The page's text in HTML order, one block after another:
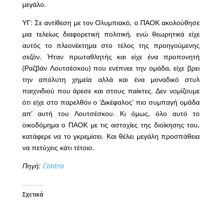
μεγάλο.
ΥΓ: Σε αντίθεση με τον Ολυμπιακό, ο ΠΑΟΚ ακολούθησε
μια τελείως διαφορετική πολιτική, ενώ θεωρητικά είχε
αυτός το πλεονέκτημα στο τέλος της προηγούμενης
σεζόν. Ήταν πρωταθλητής και είχε ένα προπονητή
(Ραζβάν Λουτσέσκου) που ενέπνεε την ομάδα, είχε βρει
την απόλυτη χημεία αλλά και ένα μοναδικό στυλ
παιχνιδιού που άρεσε και στους παίκτες. Δεν νομίζουμε
ότι είχε στο παρελθόν ο ‘Δικέφαλος’ πιο συμπαγή ομάδα
απ’ αυτή του Λουτσέσκου. Κι όμως, όλο αυτό το
οικοδόμημα ο ΠΑΟΚ με τις αστοχίες της διοίκησης του,
κατάφερε να το γκρεμίσει. Και θέλει μεγάλη προσπάθεια
να πετύχεις κάτι τέτοιο.
Πηγή: Contra
Σχετικά